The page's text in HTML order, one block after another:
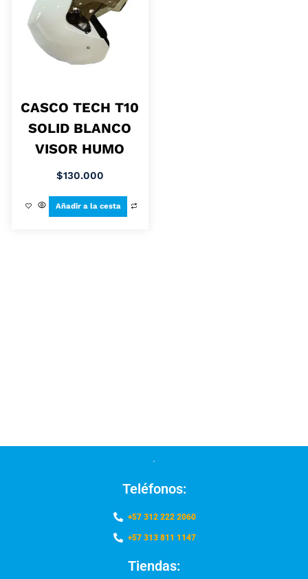
CASCO TECH T10
SOLID BLANCO
VISOR HUMO
$130.000
Añadir a la cesta
Teléfonos:
+57 312 222 2060
+57 313 811 1147
Tiendas: